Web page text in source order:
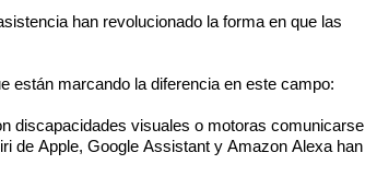
han revolucionado la forma en que las
están marcando la diferencia en este campo:
discapacidades visuales o motoras comunicarse
de Apple, Google Assistant y Amazon Alexa han